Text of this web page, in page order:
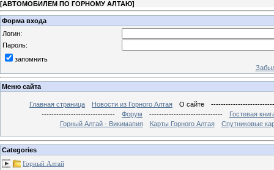
[АВТОМОБИЛЕМ ПО ГОРНОМУ АЛТАЮ]
Форма входа
Логин:
Пароль:
запомнить
Меню сайта
Главная страница Новости из Горного Алтая О сайте
------------------------------
Форум ------------------------------
Гостевая
Горный Алтай - Викимапия
Карты Горного Алтая Спутниковые
Categories
Горный Алтай